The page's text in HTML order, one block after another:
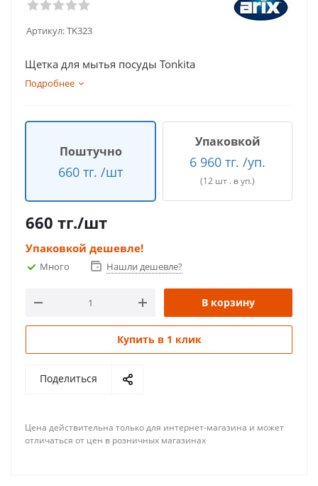
Артикул:TK323
Щетка для мытья посуды Tonkita
Подробнее
Поштучно
660 тг. /шт
Упаковкой
6 960 тг. /уп.
(12 шт . в уп.)
660 тг./шт
Упаковкой дешевле!
Много Нашли дешевле?
В корзину
Купить в 1 клик
Поделиться
Цена действительна только для интернет-магазина и может
отличаться от цен в розничных магазинах